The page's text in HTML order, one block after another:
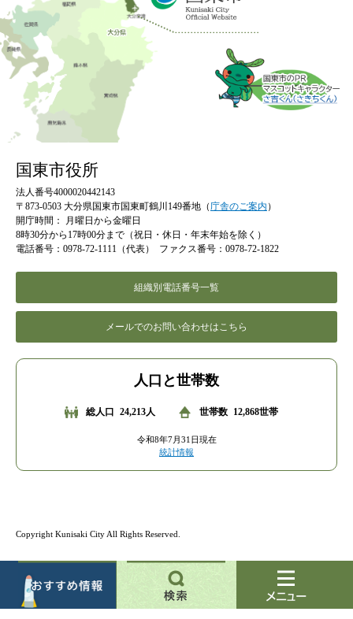
国東市役所
法人番号4000020442143
〒873-0503 大分県国東市国東町鶴川149番地（庁舎のご案内 ）
開庁時間：
月曜日から金曜日
8時30分から17時00分まで（祝日・休日・年末年始を除く）
電話番号：0978-72-1111（代表）
ファクス番号：0978-72-1822
組織別電話番号一覧
メールでのお問い合わせはこちら
人口と世帯数
総人口 24,213人 世帯数 12,868世帯
令和8年7月31日現在
統計情報
Copyright Kunisaki City All Rights Reserved.